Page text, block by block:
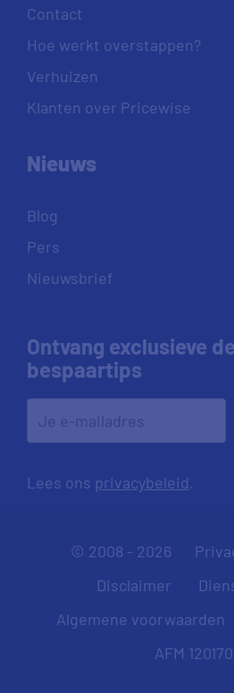
Contact
Hoe werkt overstappen?
Verhuizen
Klanten over Pricewise
Nieuws
Blog
Pers
Nieuwsbrief
Ontvang exclusieve
bespaartips
Lees ons privacybeleid.
© 2008 - 2026
Disclaimer
Algemene voorwaarden
AFM